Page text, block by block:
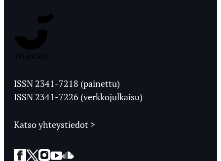
Ylioppilaslehti
ISSN 2341-7218 (painettu)
ISSN 2341-7226 (verkkojulkaisu)
Katso yhteystiedot >
Facebook
Twitter
Instagram
YouTube
SoundCloud